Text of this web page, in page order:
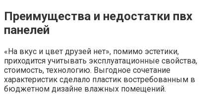
Преимущества и недостатки пвх
панелей
«На вкус и цвет друзей нет», помимо эстетики,
приходится учитывать эксплуатационные свойства,
стоимость, технологию. Выгодное сочетание
характеристик сделало пластик востребованным в
бюджетном дизайне влажных помещений.